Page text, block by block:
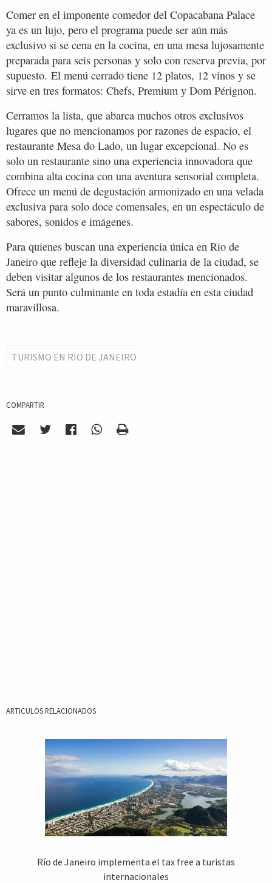
Comer en el imponente comedor del Copacabana Palace
ya es un lujo, pero el programa puede ser aún más
exclusivo si se cena en la cocina, en una mesa lujosamente
preparada para seis personas y solo con reserva previa, por
supuesto. El menú cerrado tiene 12 platos, 12 vinos y se
sirve en tres formatos: Chefs, Premium y Dom Pérignon.
Cerramos la lista, que abarca muchos otros exclusivos
lugares que no mencionamos por razones de espacio, el
restaurante Mesa do Lado, un lugar excepcional. No es
solo un restaurante sino una experiencia innovadora que
combina alta cocina con una aventura sensorial completa.
Ofrece un menú de degustación armonizado en una velada
exclusiva para solo doce comensales, en un espectáculo de
sabores, sonidos e imágenes.
Para quienes buscan una experiencia única en Rio de
Janeiro que refleje la diversidad culinaria de la ciudad, se
deben visitar algunos de los restaurantes mencionados.
Será un punto culminante en toda estadía en esta ciudad
maravillosa.
TURISMO EN RIO DE JANEIRO
COMPARTIR
ARTICULOS RELACIONADOS
Río de Janeiro implementa el tax free a turistas
internacionales